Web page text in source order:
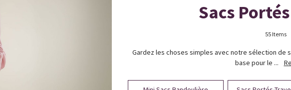
Sacs
55 Items
Gardez les choses simples avec notre sélection de
base pour le ...